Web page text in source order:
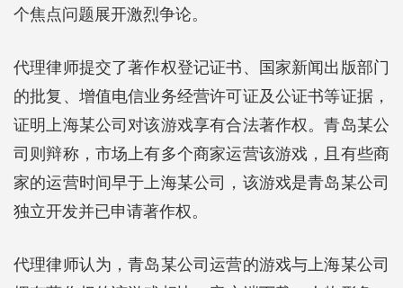
个焦点问题展开激烈争论。
代理律师提交了著作权登记证书、国家新闻出版部门
的批复、增值电信业务经营许可证及公证书等证据，
证明上海某公司对该游戏享有合法著作权。青岛某公
司则辩称，市场上有多个商家运营该游戏，且有些商
家的运营时间早于上海某公司，该游戏是青岛某公司
独立开发并已申请著作权。
代理律师认为，青岛某公司运营的游戏与上海某公司